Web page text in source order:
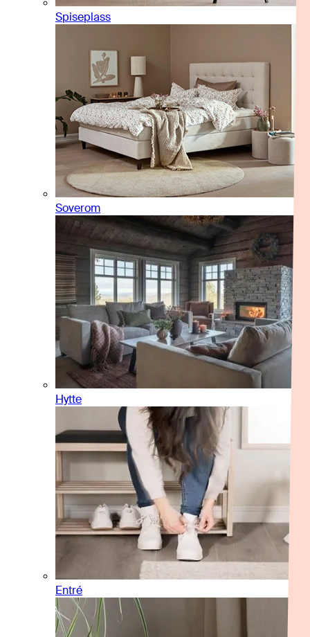
Spiseplass
Soverom
Hytte
Entré